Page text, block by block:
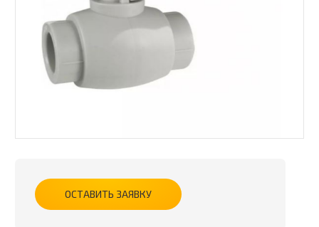
ОСТАВИТЬ ЗАЯВКУ